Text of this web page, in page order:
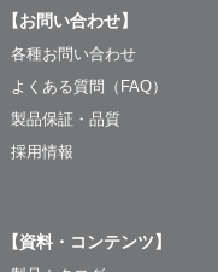
【お問い合わせ】
各種お問い合わせ
よくある質問（FAQ）
製品保証・品質
採用情報
【資料・コンテンツ】